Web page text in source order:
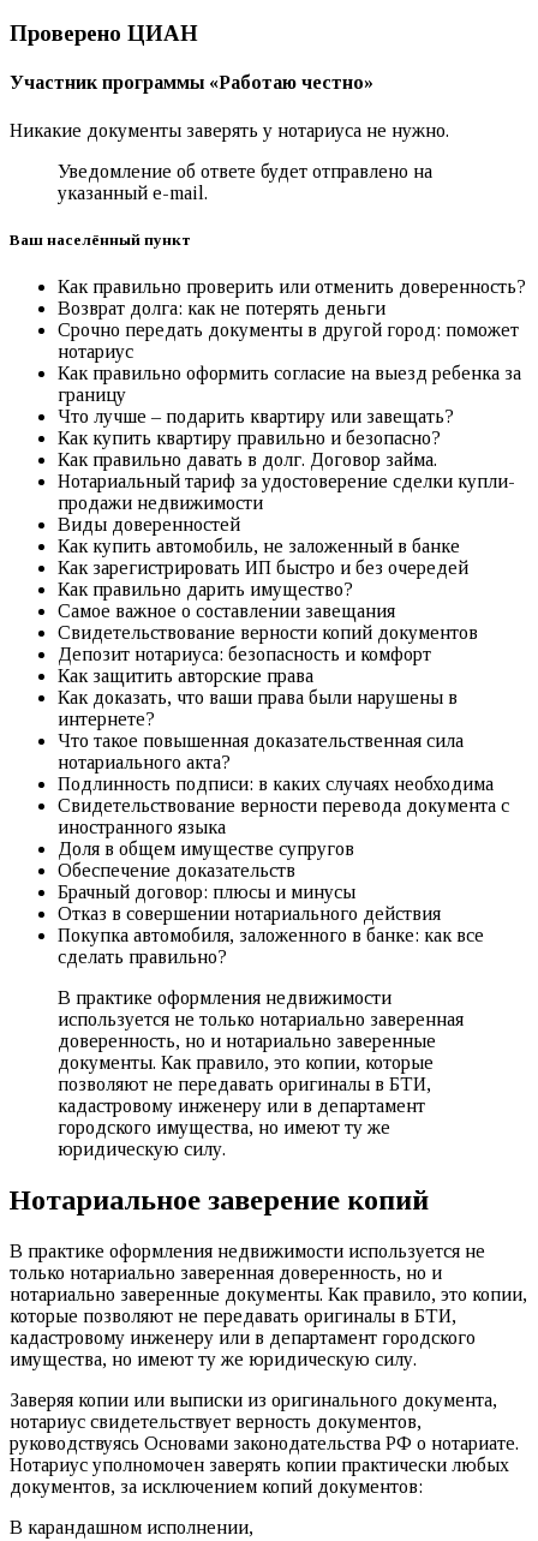
Проверено ЦИАН
Участник программы «‎Работаю честно»
Никакие документы заверять у нотариуса не нужно.
Уведомление об ответе будет отправлено на
указанный e-mail.
Ваш населённый пункт
Как правильно проверить или отменить доверенность?
Возврат долга: как не потерять деньги
Срочно передать документы в другой город: поможет
нотариус
Как правильно оформить согласие на выезд ребенка за
границу
Что лучше – подарить квартиру или завещать?
Как купить квартиру правильно и безопасно?
Как правильно давать в долг. Договор займа.
Нотариальный тариф за удостоверение сделки купли-
продажи недвижимости
Виды доверенностей
Как купить автомобиль, не заложенный в банке
Как зарегистрировать ИП быстро и без очередей
Как правильно дарить имущество?
Самое важное о составлении завещания
Свидетельствование верности копий документов
Депозит нотариуса: безопасность и комфорт
Как защитить авторские права
Как доказать, что ваши права были нарушены в
интернете?
Что такое повышенная доказательственная сила
нотариального акта?
Подлинность подписи: в каких случаях необходима
Свидетельствование верности перевода документа с
иностранного языка
Доля в общем имуществе супругов
Обеспечение доказательств
Брачный договор: плюсы и минусы
Отказ в совершении нотариального действия
Покупка автомобиля, заложенного в банке: как все
сделать правильно?
В практике оформления недвижимости
используется не только нотариально заверенная
доверенность, но и нотариально заверенные
документы. Как правило, это копии, которые
позволяют не передавать оригиналы в БТИ,
кадастровому инженеру или в департамент
городского имущества, но имеют ту же
юридическую силу.
Нотариальное заверение копий
В практике оформления недвижимости используется не
только нотариально заверенная доверенность, но и
нотариально заверенные документы. Как правило, это копии,
которые позволяют не передавать оригиналы в БТИ,
кадастровому инженеру или в департамент городского
имущества, но имеют ту же юридическую силу.
Заверяя копии или выписки из оригинального документа,
нотариус свидетельствует верность документов,
руководствуясь Основами законодательства РФ о нотариате.
Нотариус уполномочен заверять копии практически любых
документов, за исключением копий документов:
В карандашном исполнении,